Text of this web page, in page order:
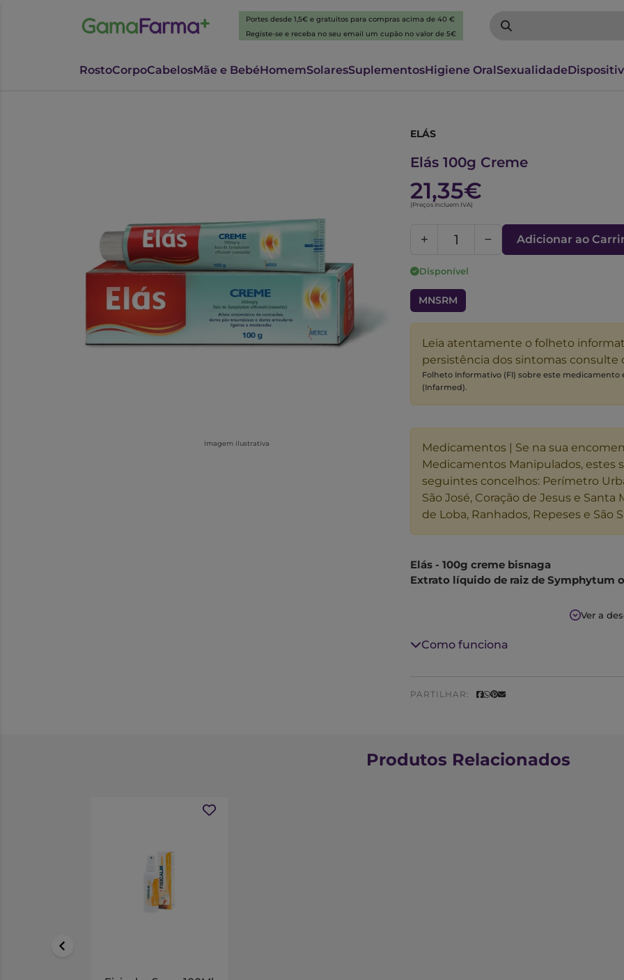
Portes desde 1,5€ e gratuitos para compras acima de 40 €
Registe-se e receba no seu email um cupão no valor de 5€
RostoCorpoCabelosMãe e BebéHomemSolaresSuplementosHigiene OralSexualidade
Imagem ilustrativa
ELÁS
Elás 100g Creme
21,35€
(Preços incluem IVA)
Adicionar ao
Disponível
MNSRM
Leia atentamente o folheto
persistência dos sintomas
Folheto Informativo (FI) sobre este
(Infarmed).
Medicamentos | Se na sua
Medicamentos Manipulados, estes
seguintes concelhos: Perímetro
São José, Coração de Jesus e Santa
de Loba, Ranhados, Repeses e São
Elás - 100g creme bisnaga
Extrato líquido de raiz de Symphytum
Elás é um anti-inflamatório indicado
dos músculos e articulações e em
Aplique sobre a pele limpa e seca e
Ver a
Como funciona
PARTILHAR:
Produtos Relacionados